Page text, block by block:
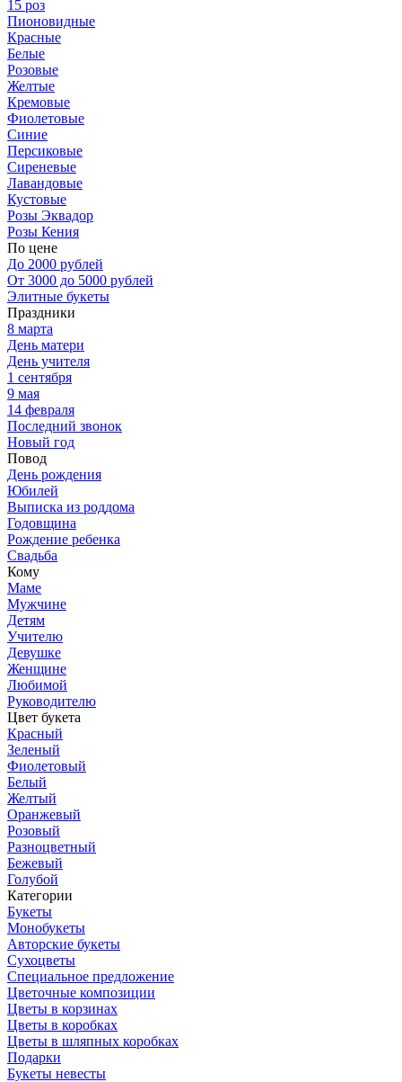
15 роз
Пионовидные
Красные
Белые
Розовые
Желтые
Кремовые
Фиолетовые
Синие
Персиковые
Сиреневые
Лавандовые
Кустовые
Розы Эквадор
Розы Кения
По цене
До 2000 рублей
От 3000 до 5000 рублей
Элитные букеты
Праздники
8 марта
День матери
День учителя
1 сентября
9 мая
14 февраля
Последний звонок
Новый год
Повод
День рождения
Юбилей
Выписка из роддома
Годовщина
Рождение ребенка
Свадьба
Кому
Маме
Мужчине
Детям
Учителю
Девушке
Женщине
Любимой
Руководителю
Цвет букета
Красный
Зеленый
Фиолетовый
Белый
Желтый
Оранжевый
Розовый
Разноцветный
Бежевый
Голубой
Категории
Букеты
Монобукеты
Авторские букеты
Сухоцветы
Специальное предложение
Цветочные композиции
Цветы в корзинах
Цветы в коробках
Цветы в шляпных коробках
Подарки
Букеты невесты